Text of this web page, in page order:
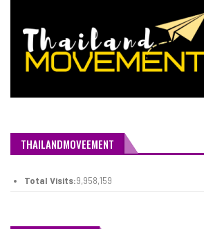
THAILANDMOVEEMENT
Total Visits:9,958,159